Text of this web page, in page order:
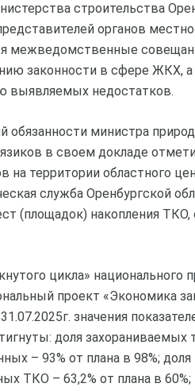
строительства
органов
межведомственные
законности в сфере ЖКХ,
выявляемых недостатков.
министра
в своем докладе
территории областного
служба Оренбургской
(площадок) накопления ТКО,
цикла» национального
проект «Экономика
значения
доля захораниваемых
– 93% от плана в 98%; доля
ТКО – 63,2% от плана в